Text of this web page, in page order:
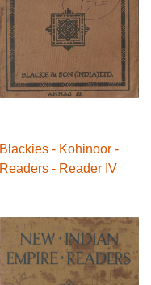
Blackies - Kohinoor -
Readers - Reader IV